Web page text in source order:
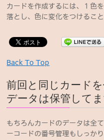
カードを作成するには、１色
落とし、色に変化をつけるこ
Back To Top
前回と同じカード
データは保管して
もちろんカードのデータは全
ーコードの番号管理もしっか